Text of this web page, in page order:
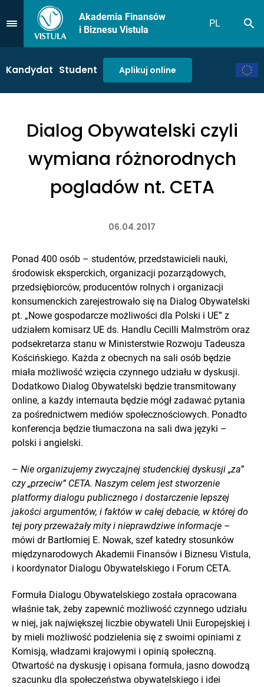
Przejdź do Menu
Akademia Finansów
i Biznesu Vistula
PL
Kandydat Student Aplikuj online
Dialog Obywatelski czyli
wymiana różnorodnych
pogladów nt. CETA
06.04.2017
Ponad 400 osób – studentów, przedstawicieli nauki,
środowisk eksperckich, organizacji pozarządowych,
przedsiębiorców, producentów rolnych i organizacji
konsumenckich zarejestrowało się na Dialog Obywatelski
pt. „Nowe gospodarcze możliwości dla Polski i UE” z
udziałem komisarz UE ds. Handlu Cecilli Malmström oraz
podsekretarza stanu w Ministerstwie Rozwoju Tadeusza
Kościńskiego. Każda z obecnych na sali osób będzie
miała możliwość wzięcia czynnego udziału w dyskusji.
Dodatkowo Dialog Obywatelski będzie transmitowany
online, a każdy internauta będzie mógł zadawać pytania
za pośrednictwem mediów społecznościowych. Ponadto
konferencja będzie tłumaczona na sali dwa języki –
polski i angielski.
– Nie organizujemy zwyczajnej studenckiej dyskusji „za”
czy „przeciw” CETA. Naszym celem jest stworzenie
platformy dialogu publicznego i dostarczenie lepszej
jakości argumentów, i faktów w całej debacie, w której do
tej pory przeważały mity i nieprawdziwe informacje –
mówi dr Bartłomiej E. Nowak, szef katedry stosunków
międzynarodowych Akademii Finansów i Biznesu Vistula,
i koordynator Dialogu Obywatelskiego i Forum CETA.
Formuła Dialogu Obywatelskiego została opracowana
właśnie tak, żeby zapewnić możliwość czynnego udziału
w niej, jak największej liczbie obywateli Unii Europejskiej i
by mieli możliwość podzielenia się z swoimi opiniami z
Komisją, władzami krajowymi i opinią społeczną.
Otwartość na dyskusję i opisana formuła, jasno dowodzą
szacunku dla społeczeństwa obywatelskiego i idei